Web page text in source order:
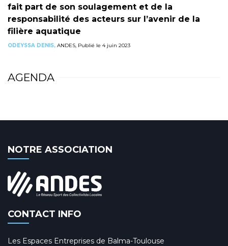
fait part de son soulagement et de la
responsabilité des acteurs sur l’avenir de la
filière aquatique
ODEYSSA DENIS, ANDES, Publié le 4 juin 2023
AGENDA
NOTRE ASSOCIATION
CONTACT INFO
Les Espaces Entreprises de Balma-Toulouse